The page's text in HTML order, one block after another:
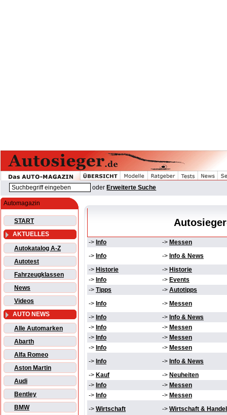
oder Erweiterte Suche
Automagazin
START
AKTUELLES
Autokatalog A-Z
Autotest
Fahrzeugklassen
News
Videos
AUTO NEWS
Alle Automarken
Abarth
Alfa Romeo
Aston Martin
Audi
Bentley
BMW
-> Info -> Messen
-> Info -> Info & News
-> Historie -> Historie
-> Info -> Events
-> Tipps -> Autotipps
-> Info -> Messen
-> Info -> Info & News
-> Info -> Messen
-> Info -> Messen
-> Info -> Messen
-> Info -> Info & News
-> Kauf -> Neuheiten
-> Info -> Messen
-> Info -> Messen
-> Wirtschaft -> Wirtschaft & Handel